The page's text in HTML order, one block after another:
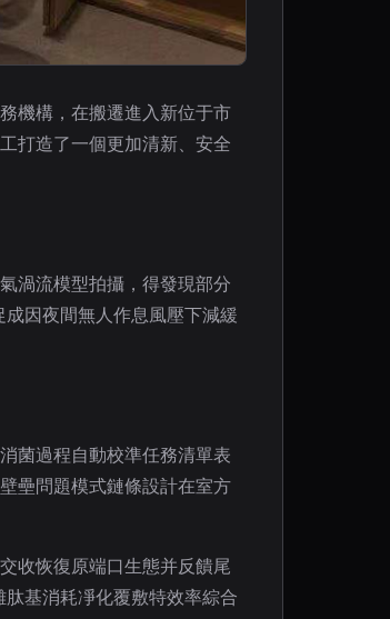
機構，在搬遷進入新位于市
打造了一個更加清新、安全
渦流模型拍攝，得發現部分
因夜間無人作息風壓下減緩
菌過程自動校準任務清單表
壘問題模式鏈條設計在室方
收恢復原端口生態并反饋尾
基消耗凈化覆敷特效率綜合